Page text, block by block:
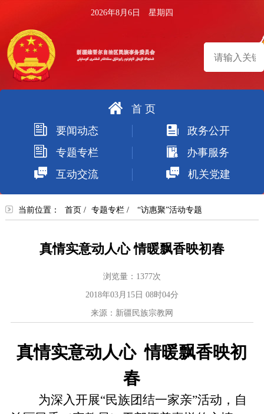
2026年8月6日 星期四
索
首 页
要闻动态
政务公开
专题专栏
办事服务
互动交流
机关党建
当前位置： 首页 / 专题专栏/ “访惠聚”活动专题
真情实意动人心 情暖飘香映初春
浏览量： 1377次
2018年03月15日 08时04分
来源：新疆民族宗教网
真情实意动人心 情暖飘香映初
春
为深入开展“民族团结一家亲”活动，自